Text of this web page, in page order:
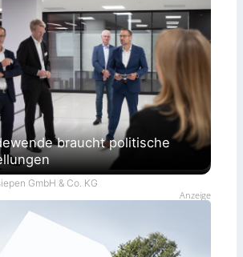
braucht politische
GmbH & Co. KG
Anzeige